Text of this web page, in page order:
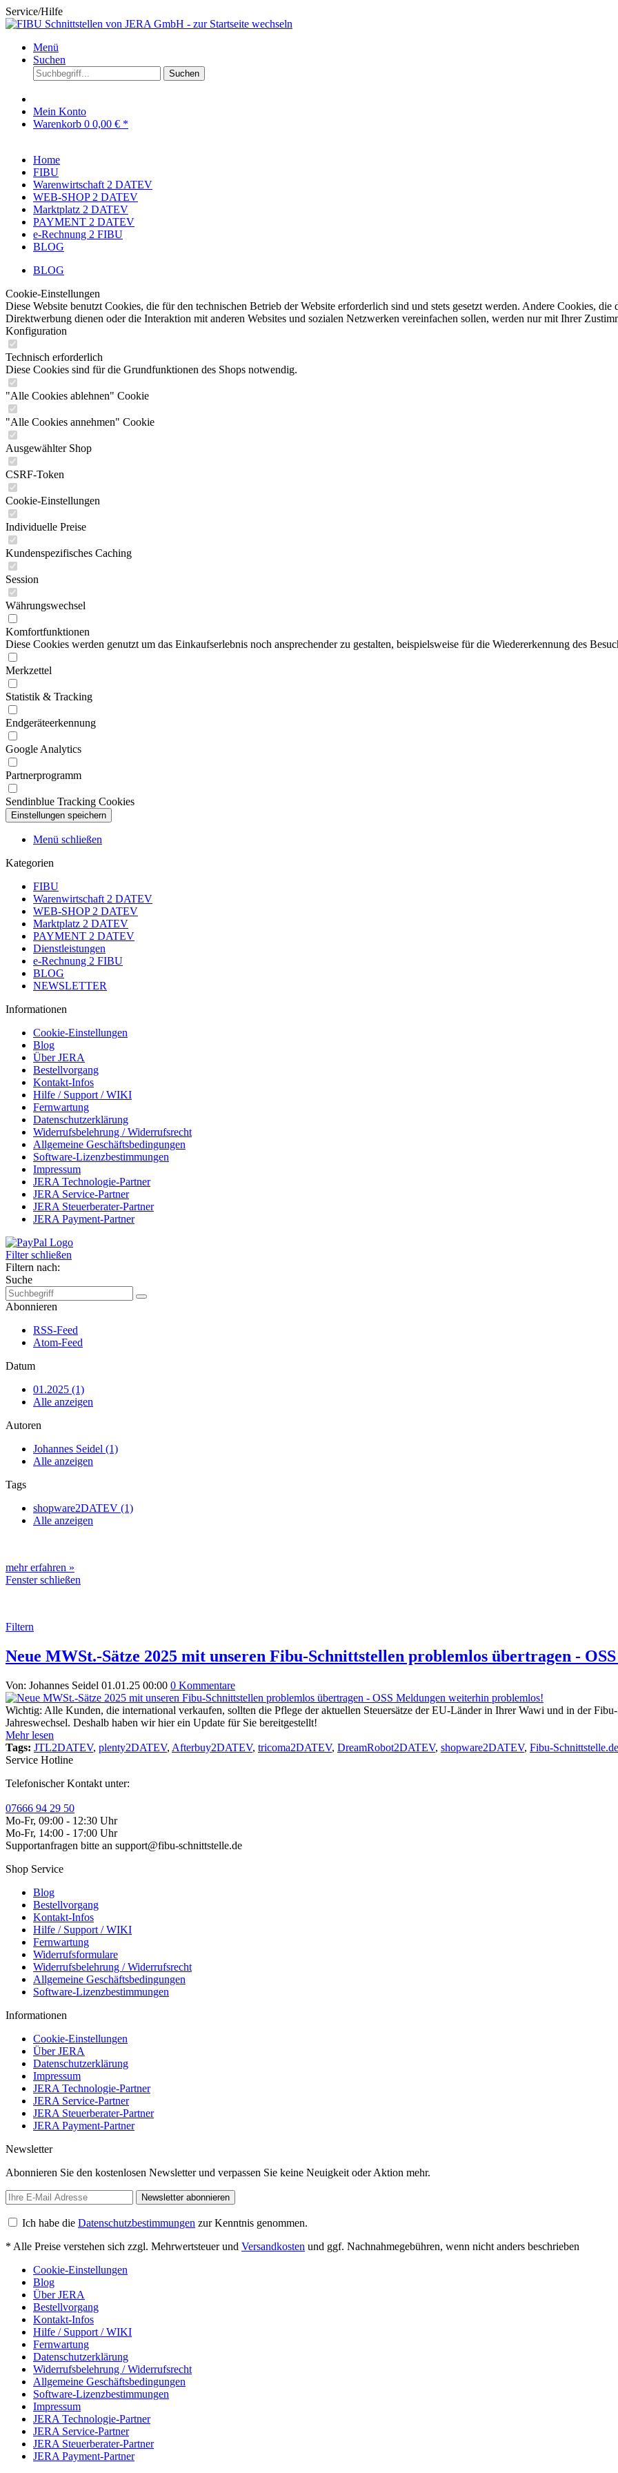
Service/Hilfe
Menü
Suchen
Suchen
Mein Konto
Warenkorb 0 0,00 € *
Home
FIBU
Warenwirtschaft 2 DATEV
WEB-SHOP 2 DATEV
Marktplatz 2 DATEV
PAYMENT 2 DATEV
e-Rechnung 2 FIBU
BLOG
BLOG
Cookie-Einstellungen
Diese Website benutzt Cookies, die für den technischen Betrieb der Website erforderlich sind und stets gesetzt werden. Andere Cookies,
Direktwerbung dienen oder die Interaktion mit anderen Websites und sozialen Netzwerken vereinfachen sollen, werden nur mit Ihrer
Konfiguration
Technisch erforderlich
Diese Cookies sind für die Grundfunktionen des Shops notwendig.
"Alle Cookies ablehnen" Cookie
"Alle Cookies annehmen" Cookie
Ausgewählter Shop
CSRF-Token
Cookie-Einstellungen
Individuelle Preise
Kundenspezifisches Caching
Session
Währungswechsel
Komfortfunktionen
Diese Cookies werden genutzt um das Einkaufserlebnis noch ansprechender zu gestalten, beispielsweise für die Wiedererkennung des
Merkzettel
Statistik & Tracking
Endgeräteerkennung
Google Analytics
Partnerprogramm
Sendinblue Tracking Cookies
Menü schließen
Kategorien
FIBU
Warenwirtschaft 2 DATEV
WEB-SHOP 2 DATEV
Marktplatz 2 DATEV
PAYMENT 2 DATEV
Dienstleistungen
e-Rechnung 2 FIBU
BLOG
NEWSLETTER
Informationen
Cookie-Einstellungen
Blog
Über JERA
Bestellvorgang
Kontakt-Infos
Hilfe / Support / WIKI
Fernwartung
Datenschutzerklärung
Widerrufsbelehrung / Widerrufsrecht
Allgemeine Geschäftsbedingungen
Software-Lizenzbestimmungen
Impressum
JERA Technologie-Partner
JERA Service-Partner
JERA Steuerberater-Partner
JERA Payment-Partner
Filter schließen
Filtern nach:
Suche
Abonnieren
RSS-Feed
Atom-Feed
Datum
01.2025 (1)
Alle anzeigen
Autoren
Johannes Seidel (1)
Alle anzeigen
Tags
shopware2DATEV (1)
Alle anzeigen
mehr erfahren »
Fenster schließen
Filtern
Neue MWSt.-Sätze 2025 mit unseren Fibu-Schnittstellen problemlos übertragen -
Von: Johannes Seidel 01.01.25 00:00 0 Kommentare
Wichtig: Alle Kunden, die international verkaufen, sollten die Pflege der aktuellen Steuersätze der EU-Länder in Ihrer Wawi und in der
Jahreswechsel. Deshalb haben wir hier ein Update für Sie bereitgestellt!
Mehr lesen
Tags: JTL2DATEV, plenty2DATEV, Afterbuy2DATEV, tricoma2DATEV, DreamRobot2DATEV, shopware2DATEV, Fibu-Schnittstelle.de
Service Hotline
Telefonischer Kontakt unter:
07666 94 29 50
Mo-Fr, 09:00 - 12:30 Uhr
Mo-Fr, 14:00 - 17:00 Uhr
Supportanfragen bitte an support@fibu-schnittstelle.de
Shop Service
Blog
Bestellvorgang
Kontakt-Infos
Hilfe / Support / WIKI
Fernwartung
Widerrufsformulare
Widerrufsbelehrung / Widerrufsrecht
Allgemeine Geschäftsbedingungen
Software-Lizenzbestimmungen
Informationen
Cookie-Einstellungen
Über JERA
Datenschutzerklärung
Impressum
JERA Technologie-Partner
JERA Service-Partner
JERA Steuerberater-Partner
JERA Payment-Partner
Newsletter
Abonnieren Sie den kostenlosen Newsletter und verpassen Sie keine Neuigkeit oder Aktion mehr.
Newsletter abonnieren
Ich habe die Datenschutzbestimmungen zur Kenntnis genommen.
* Alle Preise verstehen sich zzgl. Mehrwertsteuer und Versandkosten und ggf. Nachnahmegebühren, wenn nicht anders beschrieben
Cookie-Einstellungen
Blog
Über JERA
Bestellvorgang
Kontakt-Infos
Hilfe / Support / WIKI
Fernwartung
Datenschutzerklärung
Widerrufsbelehrung / Widerrufsrecht
Allgemeine Geschäftsbedingungen
Software-Lizenzbestimmungen
Impressum
JERA Technologie-Partner
JERA Service-Partner
JERA Steuerberater-Partner
JERA Payment-Partner